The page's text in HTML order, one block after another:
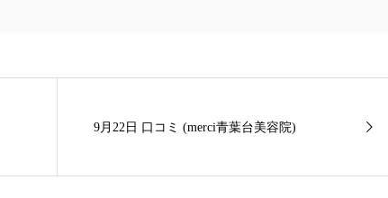
9月22日 口コミ (merci青葉台美容院)